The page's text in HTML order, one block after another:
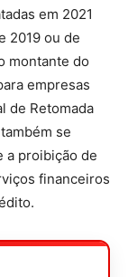
em 2021
2019 ou de
montante do
empresas
de Retomada
se
a proibição de
financeiros